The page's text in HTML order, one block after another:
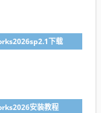
下载
安装教程